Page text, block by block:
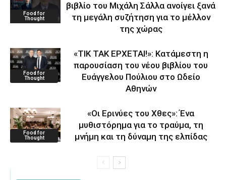
Food for
Thought
βιβλίο του Μιχάλη Σάλλα ανοίγει ξανά
τη μεγάλη συζήτηση για το μέλλον
της χώρας
Food for
Thought
«ΤΙΚ ΤΑΚ ΕΡΧΕΤΑΙ!»: Κατάμεστη η
παρουσίαση του νέου βιβλίου του
Ευάγγελου Πούλιου στο Ωδείο
Αθηνών
Food for
Thought
«Οι Ερινύες του Χθες»: Ένα
μυθιστόρημα για το τραύμα, τη
μνήμη και τη δύναμη της ελπίδας